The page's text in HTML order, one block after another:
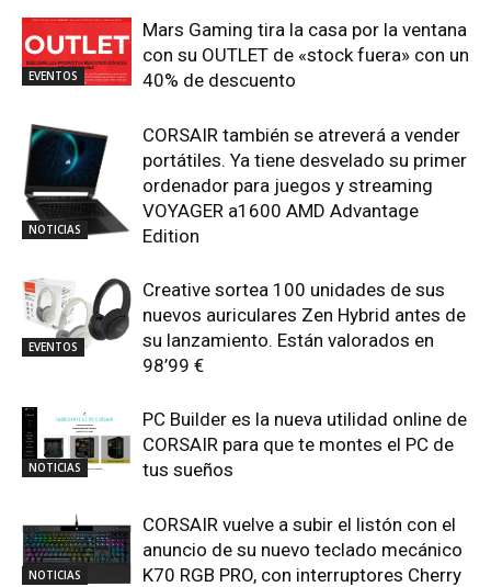
EVENTOS
Mars Gaming tira la casa por la ventana
con su OUTLET de «stock fuera» con un
40% de descuento
NOTICIAS
CORSAIR también se atreverá a vender
portátiles. Ya tiene desvelado su primer
ordenador para juegos y streaming
VOYAGER a1600 AMD Advantage
Edition
EVENTOS
Creative sortea 100 unidades de sus
nuevos auriculares Zen Hybrid antes de
su lanzamiento. Están valorados en
98’99 €
NOTICIAS
PC Builder es la nueva utilidad online de
CORSAIR para que te montes el PC de
tus sueños
NOTICIAS
CORSAIR vuelve a subir el listón con el
anuncio de su nuevo teclado mecánico
K70 RGB PRO, con interruptores Cherry